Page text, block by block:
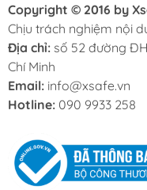
Copyright © 2016 by
Chịu trách nghiệm nội
Địa chỉ: số 52 đường
Chí Minh
Email: info@xsafe.vn
Hotline: 090 9933 258